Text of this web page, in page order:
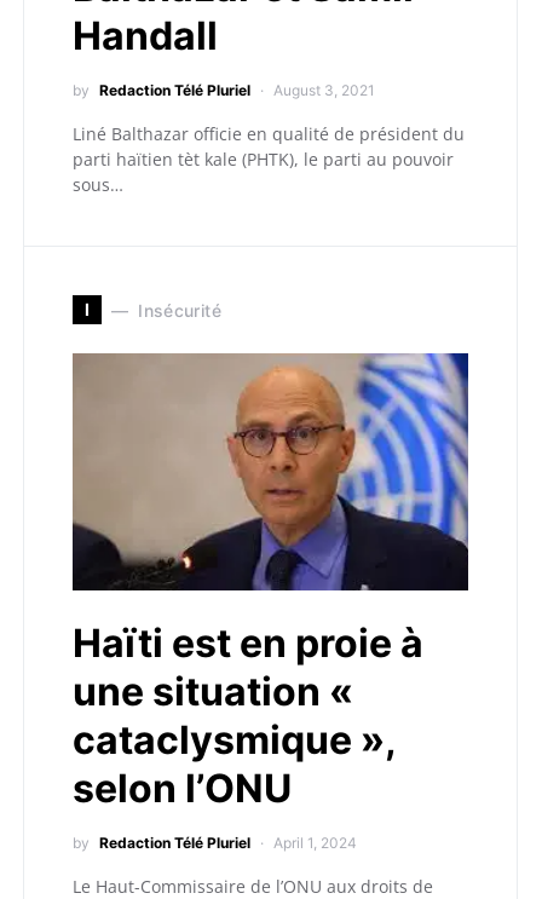
Handall
by Redaction Télé Pluriel August 3, 2021
Liné Balthazar officie en qualité de président du
parti haïtien tèt kale (PHTK), le parti au pouvoir
sous…
I Insécurité
Haïti est en proie à
une situation «
cataclysmique »,
selon l’ONU
by Redaction Télé Pluriel April 1, 2024
Le Haut-Commissaire de l’ONU aux droits de